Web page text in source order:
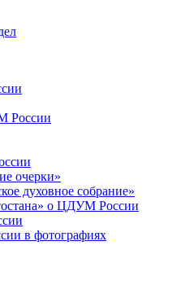
России
очерки»
духовное собрание»
о ЦДУМ России
в фотографиях